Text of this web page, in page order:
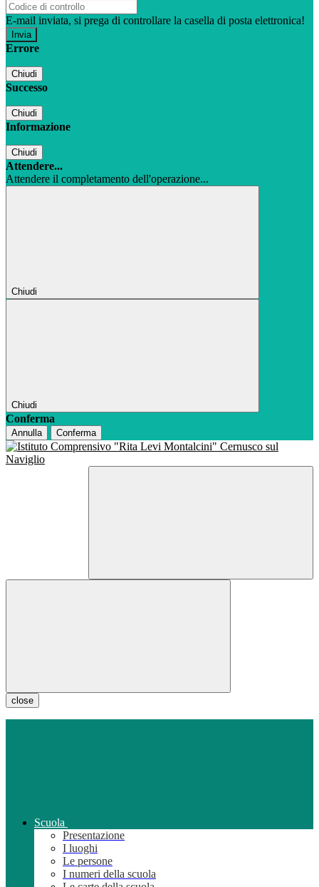
E-mail inviata, si prega di controllare la casella di posta elettronica!
Errore
Chiudi
Successo
Chiudi
Informazione
Chiudi
Attendere...
Attendere il completamento dell'operazione...
Chiudi
Chiudi
Conferma
Annulla Conferma
close
Scuola
Presentazione
I luoghi
Le persone
I numeri della scuola